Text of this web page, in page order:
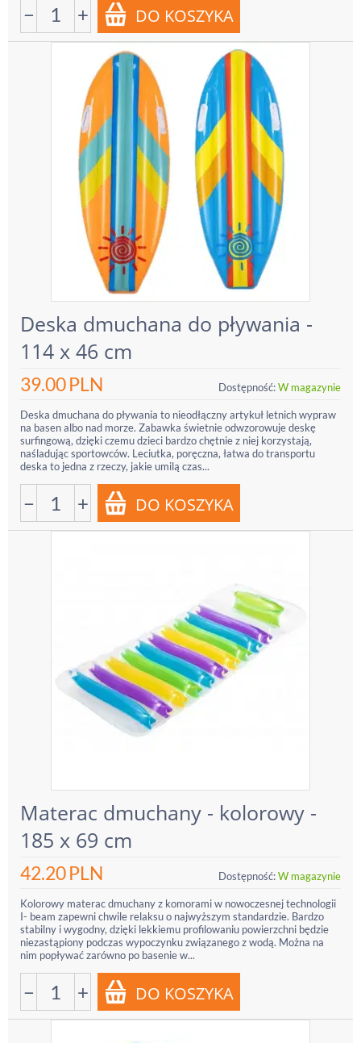
− +
Deska dmuchana do pływania -
114 x 46 cm
39.00PLN Dostępność:W magazynie
Deska dmuchana do pływania to nieodłączny artykuł letnich wypraw
na basen albo nad morze. Zabawka świetnie odwzorowuje deskę
surfingową, dzięki czemu dzieci bardzo chętnie z niej korzystają,
naśladując sportowców. Leciutka, poręczna, łatwa do transportu
deska to jedna z rzeczy, jakie umilą czas...
− +
Materac dmuchany - kolorowy -
185 x 69 cm
42.20PLN Dostępność:W magazynie
Kolorowy materac dmuchany z komorami w nowoczesnej technologii
I- beam zapewni chwile relaksu o najwyższym standardzie. Bardzo
stabilny i wygodny, dzięki lekkiemu profilowaniu powierzchni będzie
niezastąpiony podczas wypoczynku związanego z wodą. Można na
nim popływać zarówno po basenie w...
− +